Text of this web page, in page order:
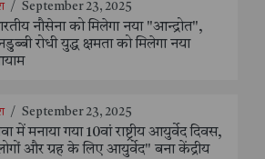
/ September 23, 2025
नौसेना को मिलेगा नया "आन्द्रोत",
रोधी युद्ध क्षमता को मिलेगा नया
/ September 23, 2025
में मनाया गया 10वां राष्ट्रीय आयुर्वेद दिवस,
और ग्रह के लिए आयुर्वेद" बना केंद्रीय